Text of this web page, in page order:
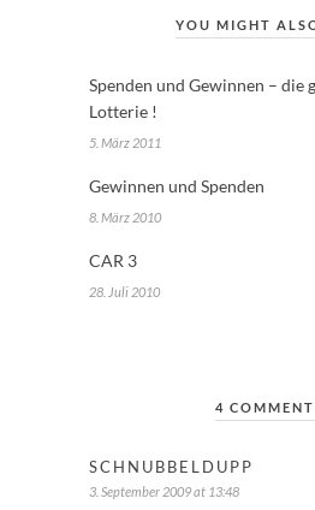
YOU MIGHT
Spenden und Gewinnen – die
Lotterie !
5. März 2011
Gewinnen und Spenden
8. März 2010
CAR 3
28. Juli 2010
4
SCHNUBBELDUPP
3. September 2009 at 13:48